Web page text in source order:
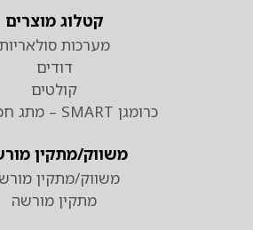
קטלוג מוצרים
מערכות סולאריות
דודים
קולטים
כרומגן SMART – מתג חכם לדוד
משווק/מתקין
משווק/מתקין
מתקין מורשה